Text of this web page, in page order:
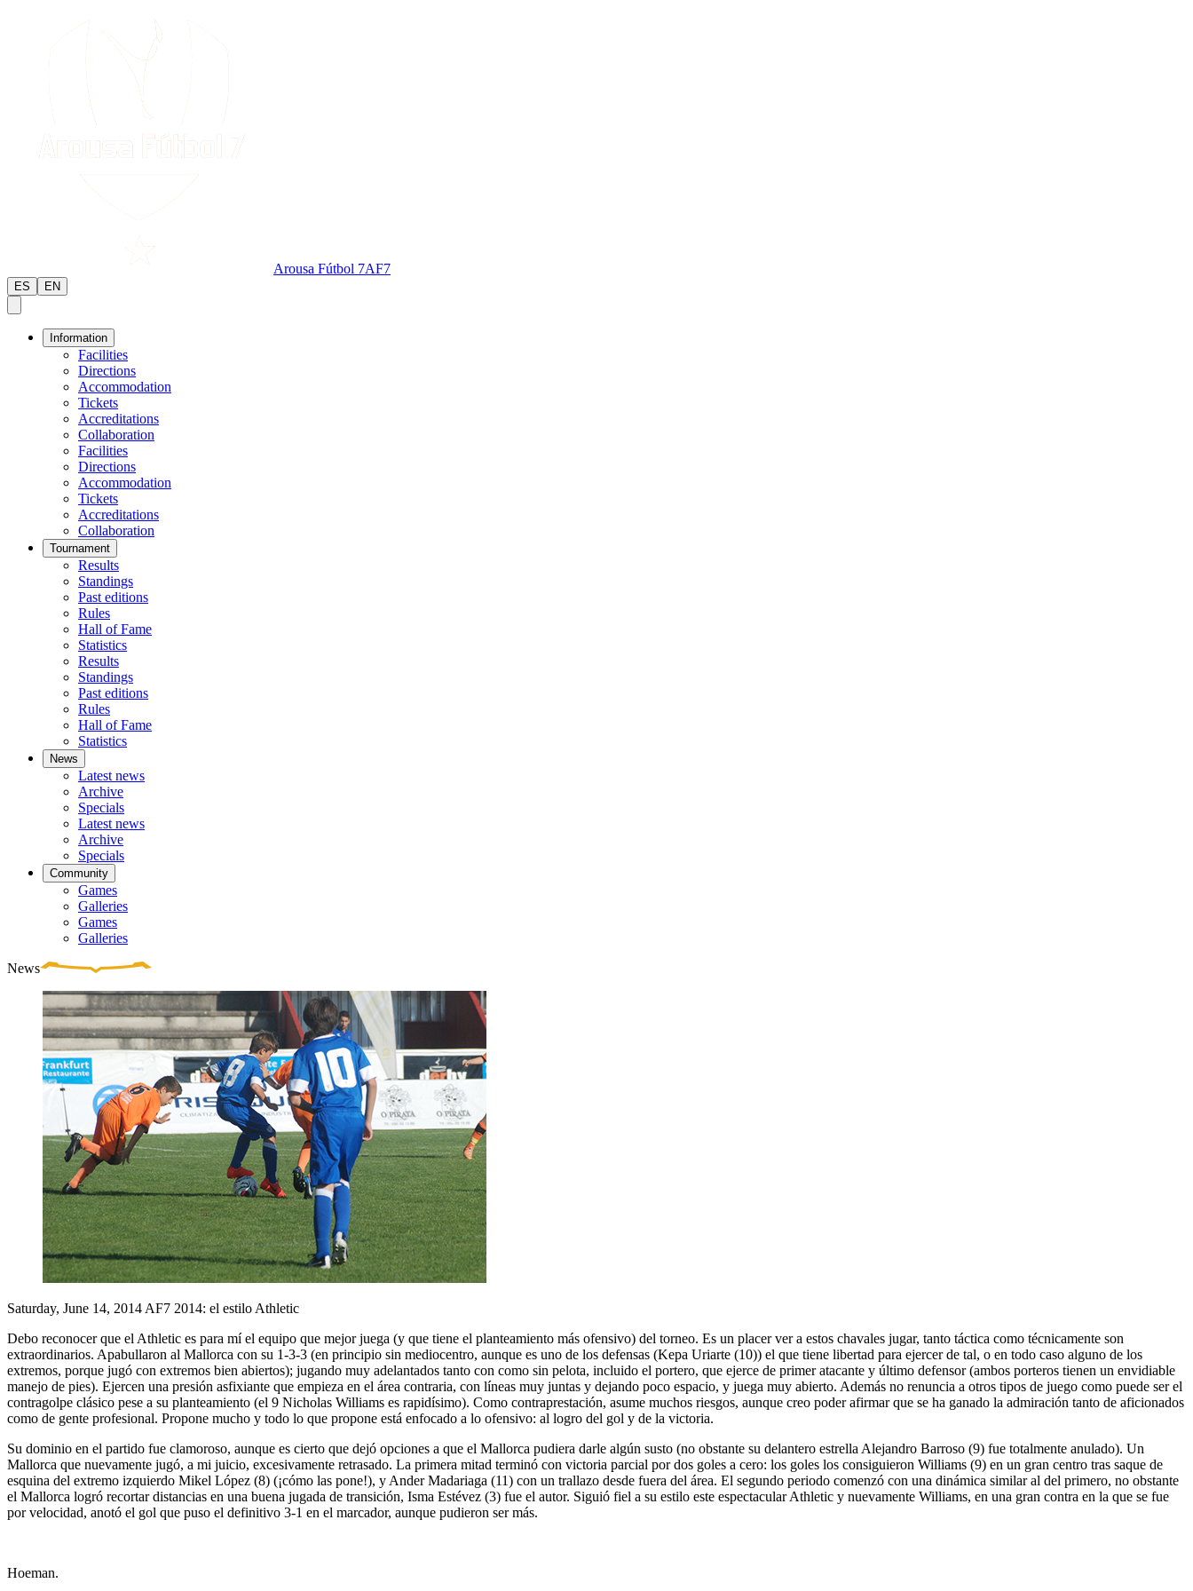
Arousa Fútbol 7AF7
ES EN
Information
Facilities
Directions
Accommodation
Tickets
Accreditations
Collaboration
Facilities
Directions
Accommodation
Tickets
Accreditations
Collaboration
Tournament
Results
Standings
Past editions
Rules
Hall of Fame
Statistics
Results
Standings
Past editions
Rules
Hall of Fame
Statistics
News
Latest news
Archive
Specials
Latest news
Archive
Specials
Community
Games
Galleries
Games
Galleries
News
Saturday, June 14, 2014 AF7 2014: el estilo Athletic
Debo reconocer que el Athletic es para mí el equipo que mejor juega (y que tiene el planteamiento más ofensivo) del torneo. Es un placer ver a estos chavales jugar, tanto táctica como técnicamente son
extraordinarios. Apabullaron al Mallorca con su 1-3-3 (en principio sin mediocentro, aunque es uno de los defensas (Kepa Uriarte (10)) el que tiene libertad para ejercer de tal, o en todo caso alguno de los
extremos, porque jugó con extremos bien abiertos); jugando muy adelantados tanto con como sin pelota, incluido el portero, que ejerce de primer atacante y último defensor (ambos porteros tienen un envidiable
manejo de pies). Ejercen una presión asfixiante que empieza en el área contraria, con líneas muy juntas y dejando poco espacio, y juega muy abierto. Además no renuncia a otros tipos de juego como puede ser el
contragolpe clásico pese a su planteamiento (el 9 Nicholas Williams es rapidísimo). Como contraprestación, asume muchos riesgos, aunque creo poder afirmar que se ha ganado la admiración tanto de aficionados
como de gente profesional. Propone mucho y todo lo que propone está enfocado a lo ofensivo: al logro del gol y de la victoria.
Su dominio en el partido fue clamoroso, aunque es cierto que dejó opciones a que el Mallorca pudiera darle algún susto (no obstante su delantero estrella Alejandro Barroso (9) fue totalmente anulado). Un
Mallorca que nuevamente jugó, a mi juicio, excesivamente retrasado. La primera mitad terminó con victoria parcial por dos goles a cero: los goles los consiguieron Williams (9) en un gran centro tras saque de
esquina del extremo izquierdo Mikel López (8) (¡cómo las pone!), y Ander Madariaga (11) con un trallazo desde fuera del área. El segundo periodo comenzó con una dinámica similar al del primero, no obstante
el Mallorca logró recortar distancias en una buena jugada de transición, Isma Estévez (3) fue el autor. Siguió fiel a su estilo este espectacular Athletic y nuevamente Williams, en una gran contra en la que se fue
por velocidad, anotó el gol que puso el definitivo 3-1 en el marcador, aunque pudieron ser más.
Hoeman.